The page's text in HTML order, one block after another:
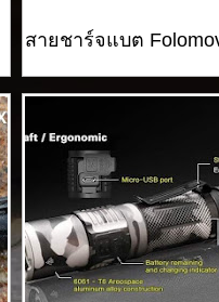
สายชาร์จแบต